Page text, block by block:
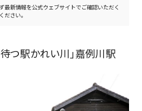
最新情報を公式ウェブサイトでご確認いただく
ださい。
待つ駅かれい川」嘉例川駅